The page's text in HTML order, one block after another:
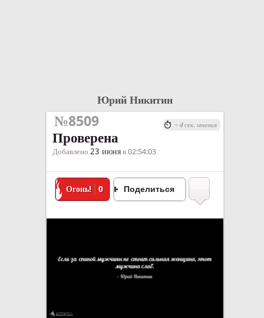
Юрий Никитин
№8509
Проверена
Добавлено 23 июня в 02:54:03
Огонь! 0 Поделиться
~ 4 сек. чтения